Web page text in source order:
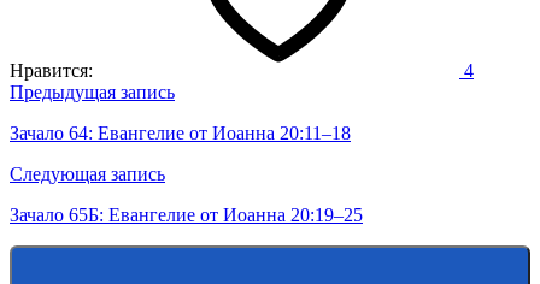
Нравится: 4
Навигация
по
записям
Предыдущая запись
Зачало 64: Евангелие от Иоанна 20:11–18
Следующая запись
Зачало 65Б: Евангелие от Иоанна 20:19–25